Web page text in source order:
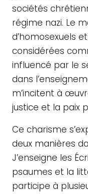
sociétés
régime nazi. Le
d’homosexuels
considérées
influencé par le
dans
m’incitent à
justice et la paix
Ce charisme
deux manières
J’enseigne les
psaumes et la
participe à